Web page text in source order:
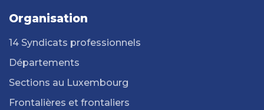
Organisation
14 Syndicats professionnels
Départements
Sections au Luxembourg
Frontalières et frontaliers